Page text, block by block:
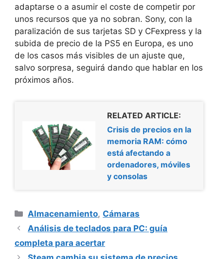
adaptarse o a asumir el coste de competir por
unos recursos que ya no sobran. Sony, con la
paralización de sus tarjetas SD y CFexpress y la
subida de precio de la PS5 en Europa, es uno
de los casos más visibles de un ajuste que,
salvo sorpresa, seguirá dando que hablar en los
próximos años.
RELATED ARTICLE:
Crisis de precios en la
memoria RAM: cómo
está afectando a
ordenadores, móviles
y consolas
Categorías
Almacenamiento, Cámaras
Análisis de teclados para PC: guía
completa para acertar